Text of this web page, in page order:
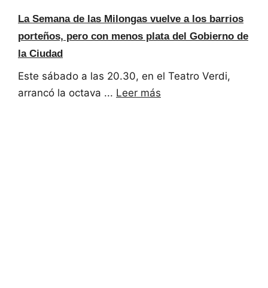
La Semana de las Milongas vuelve a los barrios
porteños, pero con menos plata del Gobierno de
la Ciudad
Este sábado a las 20.30, en el Teatro Verdi,
arrancó la octava ... Leer más